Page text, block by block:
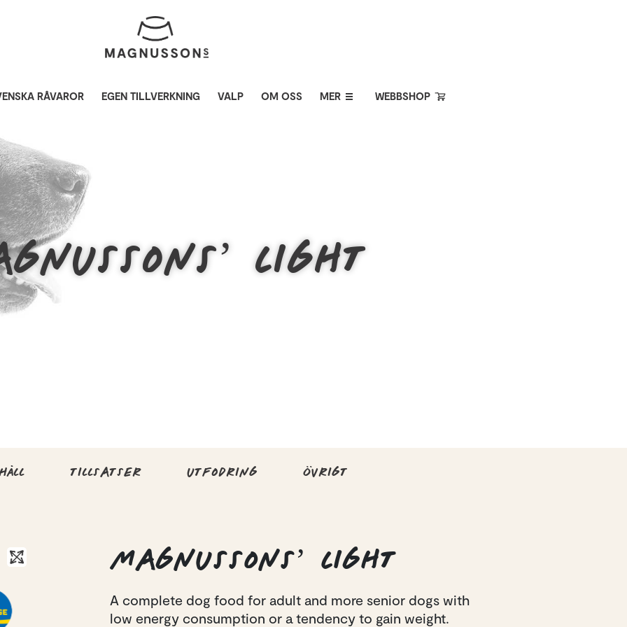
RÅVAROR EGEN TILLVERKNING VALP OM OSS MER WEBBSHOP
LIGHT
TILLSATSER UTFODRING ÖVRIGT
MAGNUSSONS’ LIGHT
A complete dog food for adult and more senior dogs with
low energy consumption or a tendency to gain weight.